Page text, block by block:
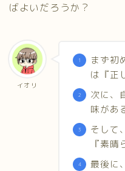
ばよいだろうか？
イオリ
まず初
は『正
次に、
味があ
そして
『素晴
最後に